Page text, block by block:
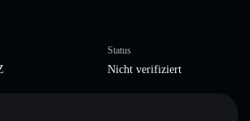
Status
Nicht verifiziert